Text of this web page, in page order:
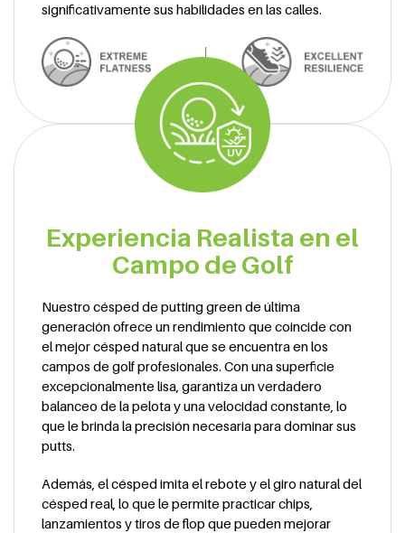
significativamente sus habilidades en las calles.
Experiencia Realista en el
Campo de Golf
Nuestro césped de putting green de última
generación ofrece un rendimiento que coincide con
el mejor césped natural que se encuentra en los
campos de golf profesionales. Con una superficie
excepcionalmente lisa, garantiza un verdadero
balanceo de la pelota y una velocidad constante, lo
que le brinda la precisión necesaria para dominar sus
putts.
Además, el césped imita el rebote y el giro natural del
césped real, lo que le permite practicar chips,
lanzamientos y tiros de flop que pueden mejorar